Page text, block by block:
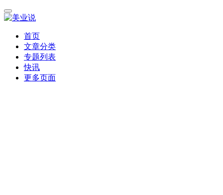
首页
文章分类
专题列表
快讯
更多页面